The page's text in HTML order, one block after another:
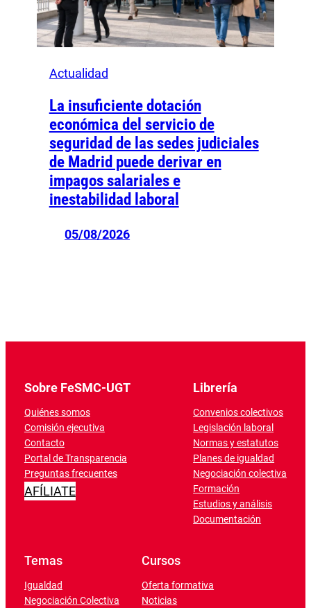
Actualidad
La insuficiente dotación
económica del servicio de
seguridad de las sedes judiciales
de Madrid puede derivar en
impagos salariales e
inestabilidad laboral
05/08/2026
Sobre FeSMC-UGT
Quiénes somos
Comisión ejecutiva
Contacto
Portal de Transparencia
Preguntas frecuentes
AFÍLIATE
Librería
Convenios colectivos
Legislación laboral
Normas y estatutos
Planes de igualdad
Negociación colectiva
Formación
Estudios y análisis
Documentación
Temas
Igualdad
Negociación Colectiva
Cursos
Oferta formativa
Noticias